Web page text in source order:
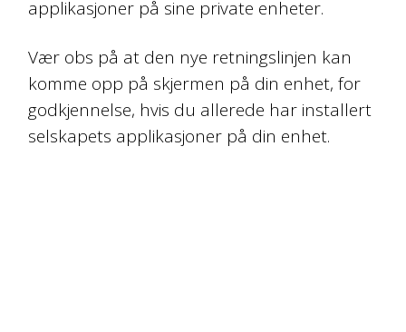
applikasjoner på sine private enheter.
Vær obs på at den nye retningslinjen kan
komme opp på skjermen på din enhet, for
godkjennelse, hvis du allerede har installert
selskapets applikasjoner på din enhet.